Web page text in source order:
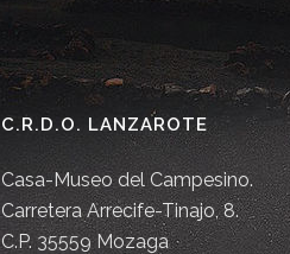
C.R.D.O. LANZAROTE
Casa-Museo del Campesino.
Carretera Arrecife-Tinajo, 8.
C.P. 35559 Mozaga